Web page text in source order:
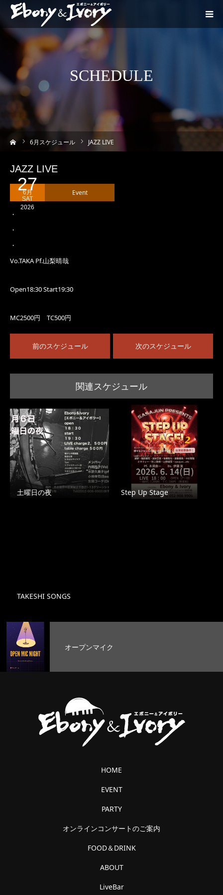
SCHEDULE
6月スケジュール JAZZ LIVE
JAZZ LIVE
6月
27
SAT
2026
Event
・
・
・
Vo.TAKA Pf.山梨晴哉
Open18:30 Start19:30
MC2500円 TC500円
前のスケジュール 次のスケジュール
関連スケジュール
土曜日の夜 Step Up Stage
TAKESHI SONGS
オープンマイク
HOME
EVENT
PARTY
オンラインコンサートのご案内
FOOD＆DRINK
ABOUT
LiveBar